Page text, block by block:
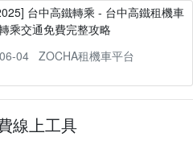
台中高鐵轉乘 - 台中高鐵租機車
乘交通免費完整攻略
04
ZOCHA租機車平台
線上工具